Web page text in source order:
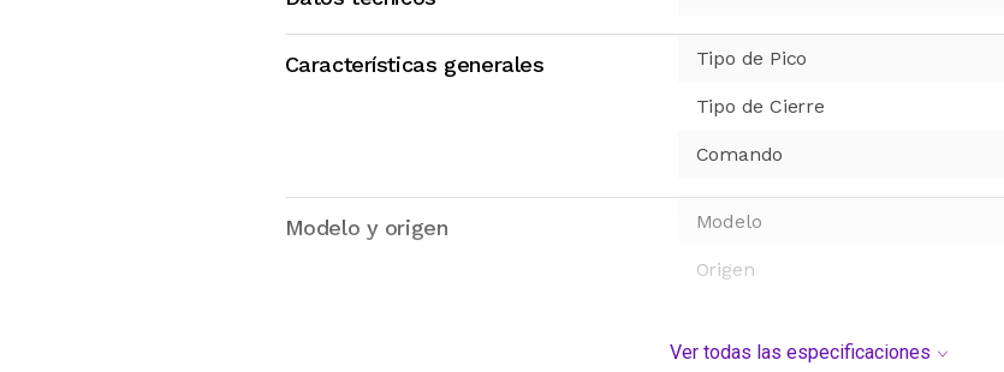
Características generales Tipo de Pico
Tipo de Cierre
Comando
Modelo y origen Modelo
Origen
Ver todas las especificaciones